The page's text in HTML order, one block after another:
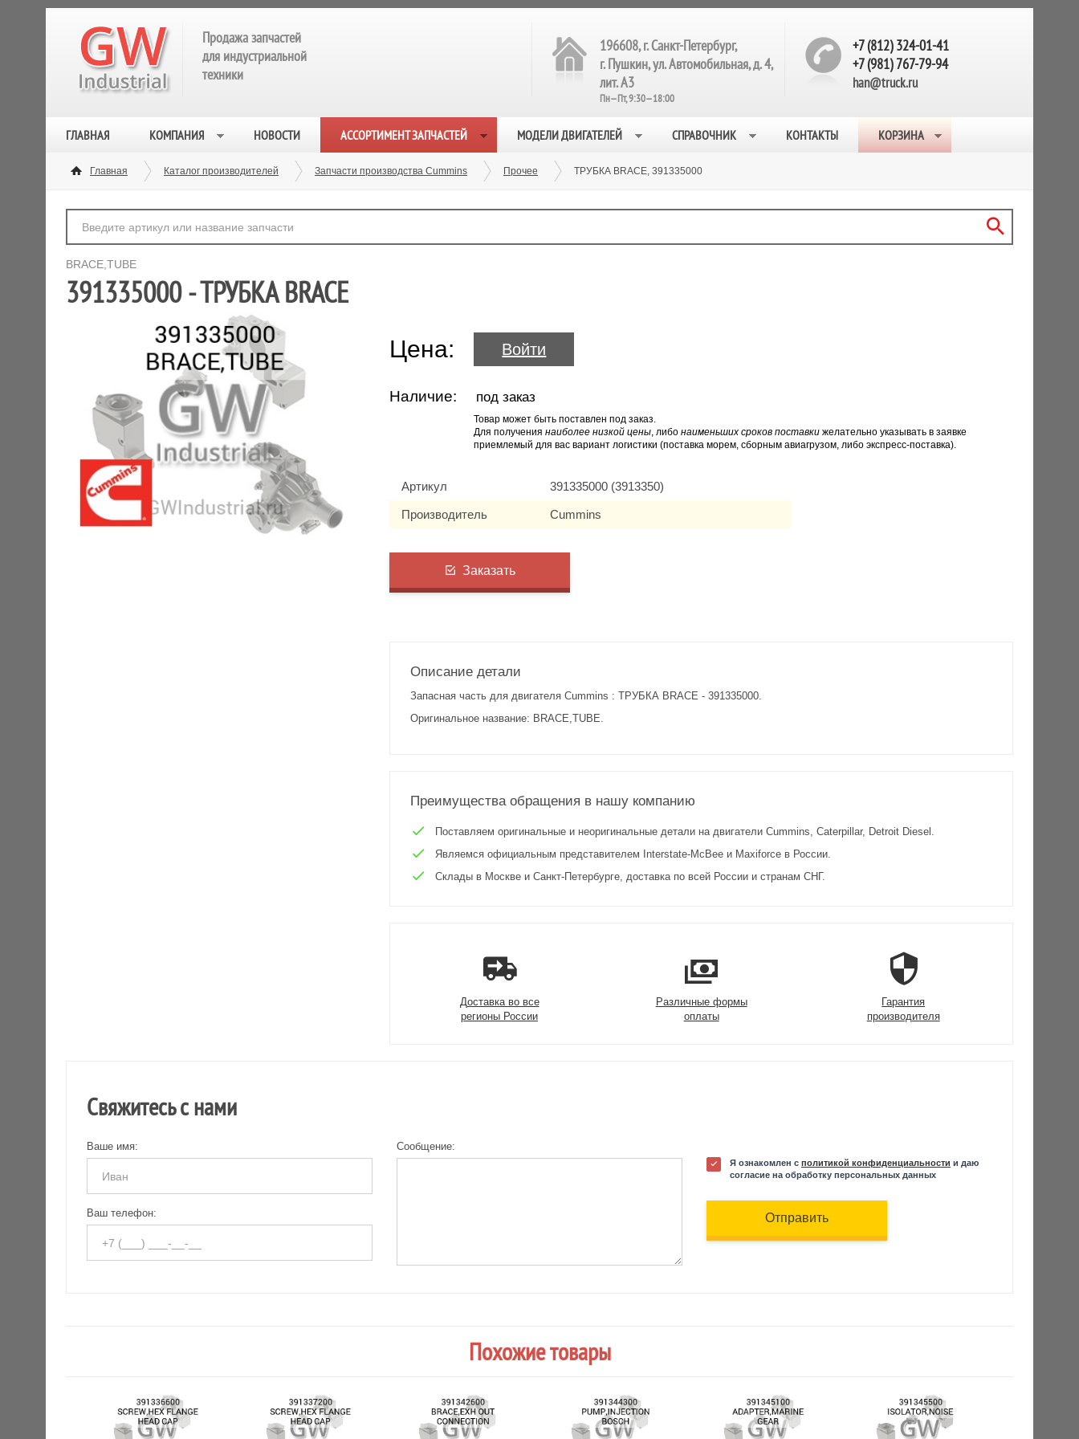
Продажа запчастей
для индустриальной
техники
196608, г. Санкт-Петербург,
г. Пушкин, ул. Автомобильная, д. 4,
лит. А3
Пн—Пт, 9:30—18:00
+7 (812) 324-01-41
+7 (981) 767-79-94
han@truck.ru
ГЛАВНАЯ КОМПАНИЯ НОВОСТИ АССОРТИМЕНТ ЗАПЧАСТЕЙ МОДЕЛИ ДВИГАТЕЛЕЙ СПРАВОЧНИК КОНТАКТЫ КОРЗИНА
Главная Каталог производителей Запчасти производства Cummins Прочее ТРУБКА BRACE, 391335000
BRACE,TUBE
391335000 - ТРУБКА BRACE
Цена: Войти
Наличие: под заказ
Товар может быть поставлен под заказ.
Для получениянаиболее низкой цены, либонаименьших сроков поставки желательно указывать в заявке
приемлемый для вас вариант логистики (поставка морем, сборным авиагрузом, либо экспресс-поставка).
Артикул 391335000 (3913350)
Производитель Cummins
Заказать
Описание детали
Запасная часть для двигателя Cummins : ТРУБКА BRACE - 391335000.
Оригинальное название: BRACE,TUBE.
Преимущества обращения в нашу компанию
Поставляем оригинальные и неоригинальные детали на двигатели Cummins, Caterpillar, Detroit Diesel.
Являемся официальным представителем Interstate-McBee и Maxiforce в России.
Склады в Москве и Санкт-Петербурге, доставка по всей России и странам СНГ.
Доставка во все
регионы России
Различные формы
оплаты
Гарантия
производителя
Свяжитесь с нами
Ваше имя:
Ваш телефон:
Сообщение:
Я ознакомлен с политикой конфиденциальности и даю
согласие на обработку персональных данных
Отправить
Похожие товары